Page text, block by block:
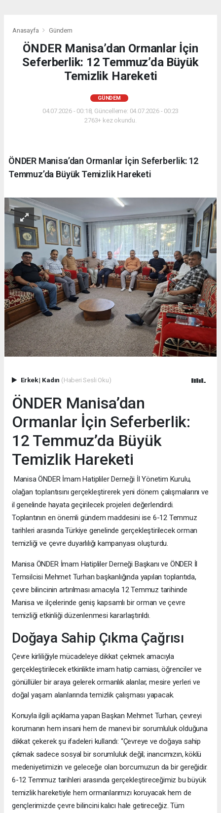
Anasayfa Gündem
ÖNDER Manisa’dan Ormanlar İçin
Seferberlik: 12 Temmuz’da Büyük
Temizlik Hareketi
GÜNDEM
04.07.2026 - 00:18, Güncelleme: 04.07.2026 - 00:23
2763+ kez okundu.
ÖNDER Manisa’dan Ormanlar İçin Seferberlik: 12
Temmuz’da Büyük Temizlik Hareketi
Erkek| Kadın (Haberi Sesli Oku)
ÖNDER Manisa’dan
Ormanlar İçin Seferberlik:
12 Temmuz’da Büyük
Temizlik Hareketi
Manisa ÖNDER İmam Hatipliler Derneği İl Yönetim Kurulu,
olağan toplantısını gerçekleştirerek yeni dönem çalışmalarını ve
il genelinde hayata geçirilecek projeleri değerlendirdi.
Toplantının en önemli gündem maddesini ise 6-12 Temmuz
tarihleri arasında Türkiye genelinde gerçekleştirilecek orman
temizliği ve çevre duyarlılığı kampanyası oluşturdu.
Manisa ÖNDER İmam Hatipliler Derneği Başkanı ve ÖNDER İl
Temsilcisi Mehmet Turhan başkanlığında yapılan toplantıda,
çevre bilincinin artırılması amacıyla 12 Temmuz tarihinde
Manisa ve ilçelerinde geniş kapsamlı bir orman ve çevre
temizliği etkinliği düzenlenmesi kararlaştırıldı.
Doğaya Sahip Çıkma Çağrısı
Çevre kirliliğiyle mücadeleye dikkat çekmek amacıyla
gerçekleştirilecek etkinlikte imam hatip camiası, öğrenciler ve
gönüllüler bir araya gelerek ormanlık alanlar, mesire yerleri ve
doğal yaşam alanlarında temizlik çalışması yapacak.
Konuyla ilgili açıklama yapan Başkan Mehmet Turhan, çevreyi
korumanın hem insani hem de manevi bir sorumluluk olduğuna
dikkat çekerek şu ifadeleri kullandı: “Çevreye ve doğaya sahip
çıkmak sadece sosyal bir sorumluluk değil; inancımızın, köklü
medeniyetimizin ve geleceğe olan borcumuzun da bir gereğidir.
6-12 Temmuz tarihleri arasında gerçekleştireceğimiz bu büyük
temizlik hareketiyle hem ormanlarımızı koruyacak hem de
gençlerimizde çevre bilincini kalıcı hale getireceğiz. Tüm